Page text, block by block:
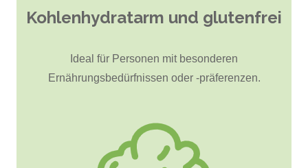
Kohlenhydratarm und glutenfrei
Ideal für Personen mit besonderen
Ernährungsbedürfnissen oder -präferenzen.